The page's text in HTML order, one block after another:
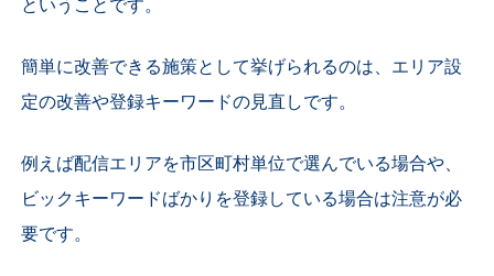
ということです。
簡単に改善できる施策として挙げられるのは、エリア設
定の改善や登録キーワードの見直しです。
例えば配信エリアを市区町村単位で選んでいる場合や、
ビックキーワードばかりを登録している場合は注意が必
要です。